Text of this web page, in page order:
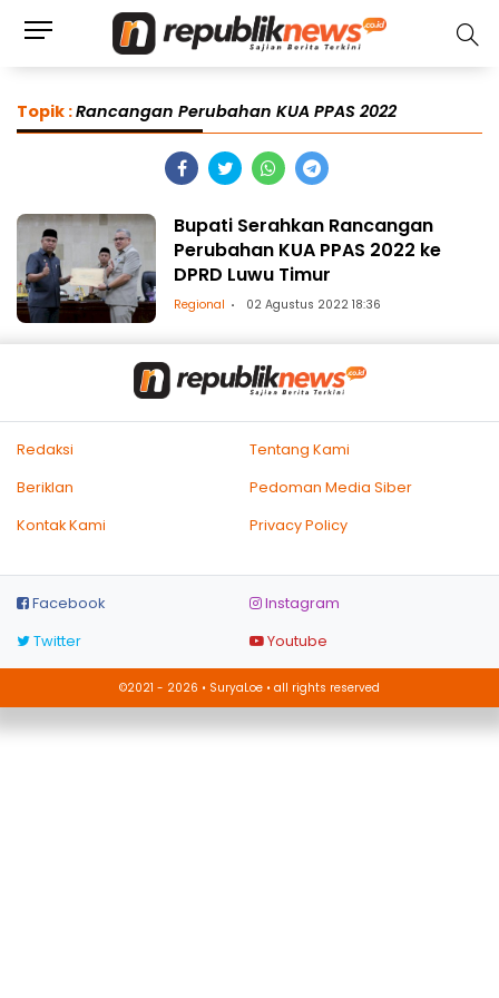
Topik :Rancangan Perubahan KUA PPAS 2022
Bupati Serahkan Rancangan
Perubahan KUA PPAS 2022 ke
DPRD Luwu Timur
Regional 02 Agustus 2022 18:36
Redaksi
Tentang Kami
Beriklan
Pedoman Media Siber
Kontak Kami
Privacy Policy
Facebook
Instagram
Twitter
Youtube
©2021 - 2026 • SuryaLoe • all rights reserved